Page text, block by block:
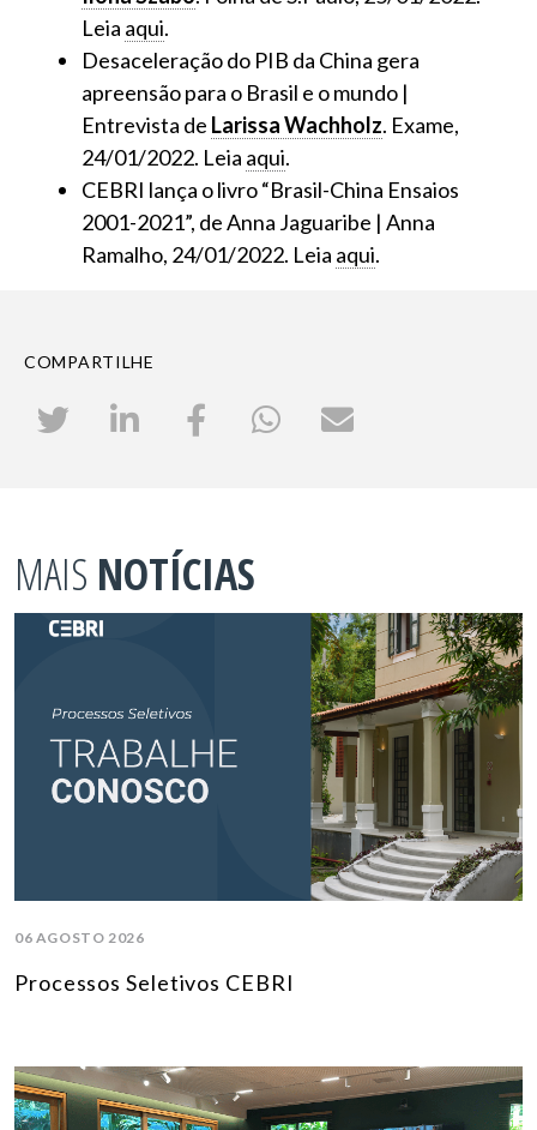
Leia aqui.
Desaceleração do PIB da China gera
apreensão para o Brasil e o mundo |
Entrevista de Larissa Wachholz. Exame,
24/01/2022. Leia aqui.
CEBRI lança o livro “Brasil-China Ensaios
2001-2021”, de Anna Jaguaribe | Anna
Ramalho, 24/01/2022. Leia aqui.
COMPARTILHE
MAIS NOTÍCIAS
06 AGOSTO 2026
Processos Seletivos CEBRI